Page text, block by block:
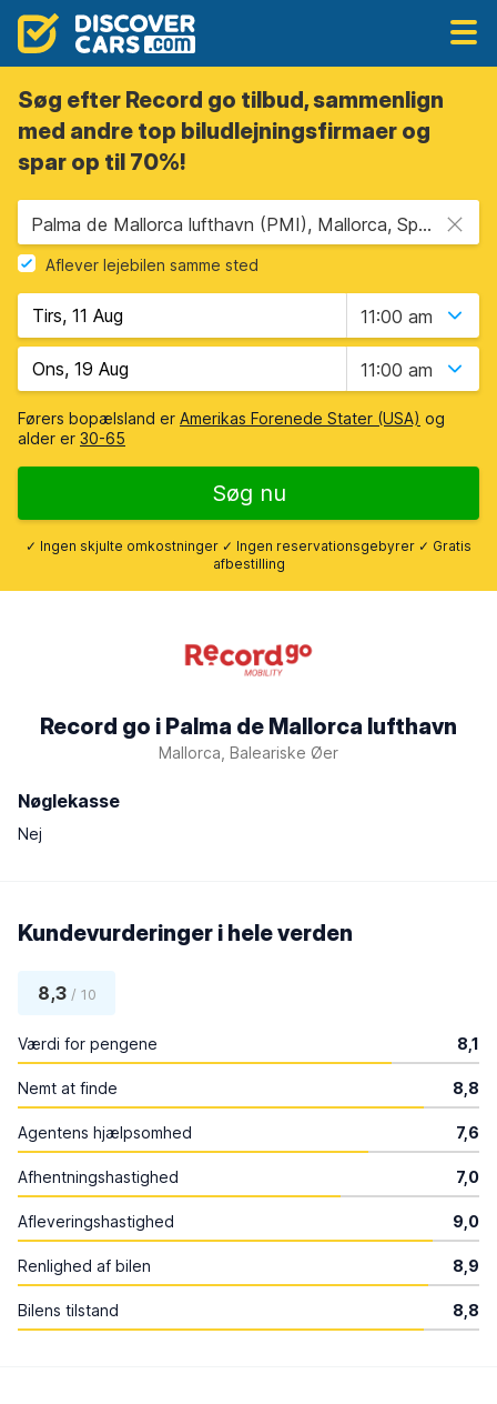
Søg efter Record go tilbud, sammenlign
med andre top biludlejningsfirmaer og
spar op til 70%!
Palma de Mallorca lufthavn (PMI), Mallorca, Spanien - Baleariske Øer
Aflever lejebilen samme sted
11:00 am
11:00 am
Førers bopælsland er Amerikas Forenede Stater (USA) og
alder er 30-65
Søg nu
✓ Ingen skjulte omkostninger ✓ Ingen reservationsgebyrer ✓ Gratis
afbestilling
Record go i Palma de Mallorca lufthavn
Mallorca, Baleariske Øer
Nøglekasse
Nej
Kundevurderinger i hele verden
8,3/ 10
Værdi for pengene 8,1
Nemt at finde 8,8
Agentens hjælpsomhed 7,6
Afhentningshastighed 7,0
Afleveringshastighed 9,0
Renlighed af bilen 8,9
Bilens tilstand 8,8